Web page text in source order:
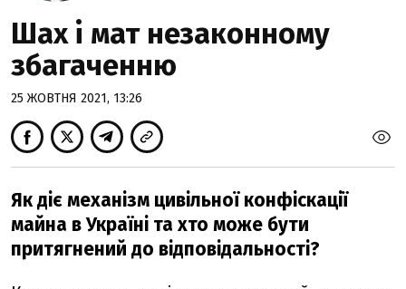
Шах і мат незаконному
збагаченню
25 ЖОВТНЯ 2021, 13:26
Як діє механізм цивільної конфіскації
майна в Україні та хто може бути
притягнений до відповідальності?